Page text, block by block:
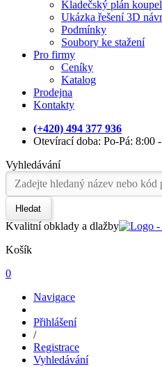
Kladečský plán
Ukázka řešení 3D
Podmínky
Soubory ke stažení
Pro firmy
Ceníky
Katalog
Prodejna
Kontakty
(+420) 494 377 936
Otevírací doba: Po-Pá: 8:00
Vyhledávání
Hledat
Kvalitní obklady a dlažby
Košík
0
Navigace
Přihlášení
/
Registrace
Vyhledávání